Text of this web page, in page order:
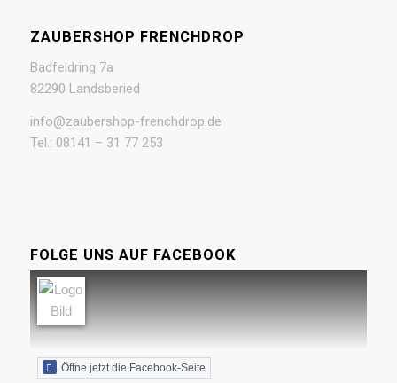
ZAUBERSHOP FRENCHDROP
Badfeldring 7a
82290 Landsberied
info@zaubershop-frenchdrop.de
Tel.: 08141 – 31 77 253
FOLGE UNS AUF FACEBOOK
Öffne jetzt die Facebook-Seite